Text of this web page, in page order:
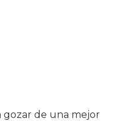
gozar de una mejor